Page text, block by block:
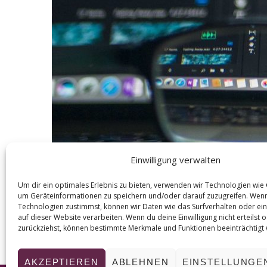
Einwilligung verwalten
Um dir ein optimales Erlebnis zu bieten, verwenden wir Technologien wie
um Geräteinformationen zu speichern und/oder darauf zuzugreifen.
Technologien zustimmst, können wir Daten wie das Surfverhalten oder
auf dieser Website verarbeiten. Wenn du deine Einwilligung nicht erteilst
zurückziehst, können bestimmte Merkmale und Funktionen beeinträchtigt
AKZEPTIEREN ABLEHNEN